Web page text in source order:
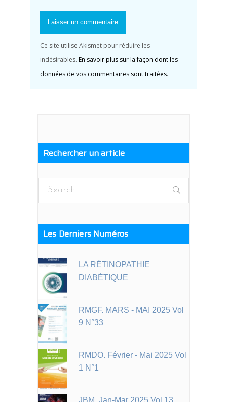
Ce site utilise Akismet pour réduire les
indésirables. En savoir plus sur la façon dont les
données de vos commentaires sont traitées.
Rechercher un article
Search
Les Derniers Numéros
LA RÉTINOPATHIE
DIABÉTIQUE
RMGF. MARS - MAI 2025 Vol
9 N°33
RMDO. Février - Mai 2025 Vol
1 N°1
JBM. Jan-Mar 2025 Vol 13